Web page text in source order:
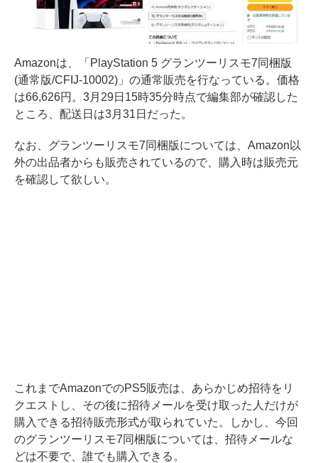
Amazonは、「PlayStation 5 グランツーリスモ7同梱版
(通常版/CFIJ-10002)」の通常販売を行なっている。価格
は66,626円。3月29日15時35分時点で編集部が確認した
ところ、配送日は3月31日だった。
なお、グランツーリスモ7同梱版については、Amazon以
外の出品者からも販売されているので、購入時は販売元
を確認して欲しい。
これまでAmazonでのPS5販売は、あらかじめ招待をリ
クエストし、その後に招待メールを受け取った人だけが
購入できる招待販売形式が取られていた。しかし、今回
のグランツーリスモ7同梱版については、招待メールな
どは不要で、誰でも購入できる。